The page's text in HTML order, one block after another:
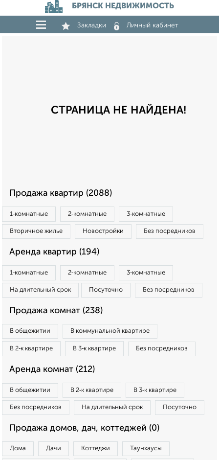
БРЯНСК НЕДВИЖИМОСТЬ
Закладки Личный кабинет
СТРАНИЦА НЕ НАЙДЕНА!
Продажа квартир (2088)
1‑комнатные 2‑комнатные 3‑комнатные
Вторичное жилье Новостройки Без посредников
Аренда квартир (194)
1‑комнатные 2‑комнатные 3‑комнатные
На длительный срок Посуточно Без посредников
Продажа комнат (238)
В общежитии В коммунальной квартире
В 2‑к квартире В 3‑к квартире Без посредников
Аренда комнат (212)
В общежитии В 2‑к квартире В 3‑к квартире
Без посредников На длительный срок Посуточно
Продажа домов, дач, коттеджей (0)
Дома Дачи Коттеджи Таунхаусы